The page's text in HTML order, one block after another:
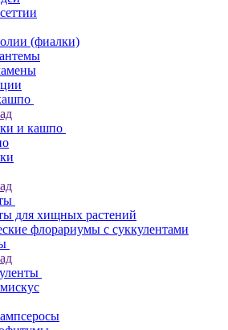
(фиалки)
и кашпо
для хищных растений
флорариумы с суккулентами